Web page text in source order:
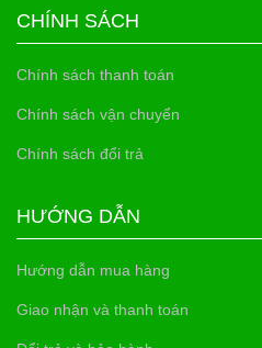
CHÍNH SÁCH
Chính sách thanh toán
Chính sách vận chuyển
Chính sách đổi trả
HƯỚNG DẪN
Hướng dẫn mua hàng
Giao nhận và thanh toán